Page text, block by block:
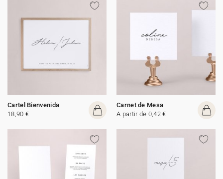
Cartel Bienvenida
18,90 €
Carnet de Mesa
A partir de 0,42 €